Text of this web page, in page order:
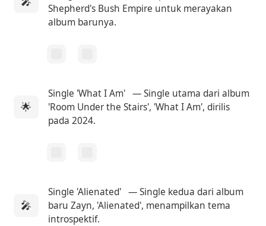
Shepherd's Bush Empire untuk merayakan
album barunya.
🌟
Single 'What I Am' — Single utama dari album
'Room Under the Stairs', 'What I Am', dirilis
pada 2024.
🎤
Single 'Alienated' — Single kedua dari album
baru Zayn, 'Alienated', menampilkan tema
introspektif.